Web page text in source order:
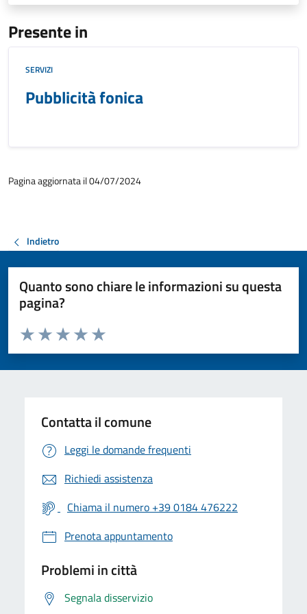
Presente in
SERVIZI
Pubblicità fonica
Pagina aggiornata il 04/07/2024
Indietro
Quanto sono chiare le informazioni su questa
pagina?
Valuta da 1 a 5 stelle la pagina
Valuta 5 stelle su 5
Valuta 4 stelle su 5
Valuta 3 stelle su 5
Valuta 2 stelle su 5
Valuta 1 stelle su 5
Contatta il comune
Leggi le domande frequenti
Richiedi assistenza
Chiama il numero +39 0184 476222
Prenota appuntamento
Problemi in città
Segnala disservizio